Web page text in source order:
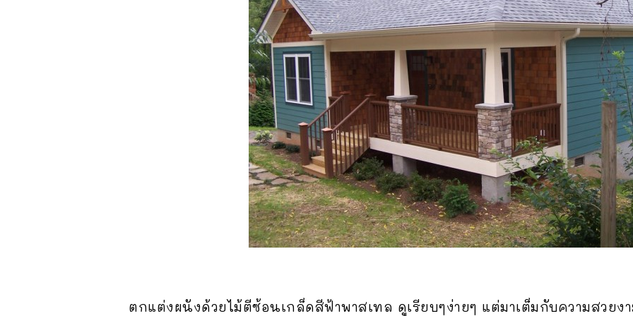
ตกแต่งผนังด้วยไม้ตีซ้อนเกล็ดสีฟ้าพาสเทล ดูเรียบๆง่ายๆ แต่มาเต็มกับความสวยง